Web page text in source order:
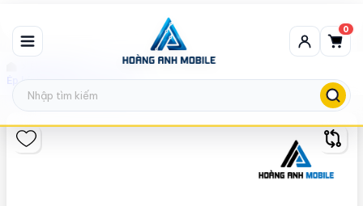
0
Ép kính iPad Pro 12.9 2015